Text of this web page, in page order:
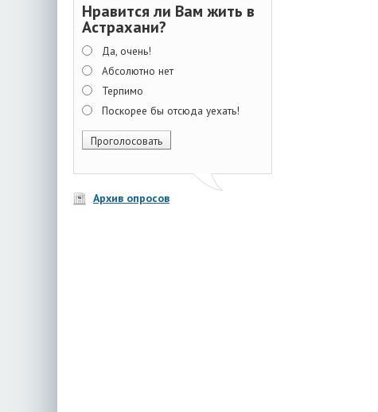
Нравится ли Вам жить в
Астрахани?
Да, очень!
Абсолютно нет
Терпимо
Поскорее бы отсюда уехать!
Архив опросов